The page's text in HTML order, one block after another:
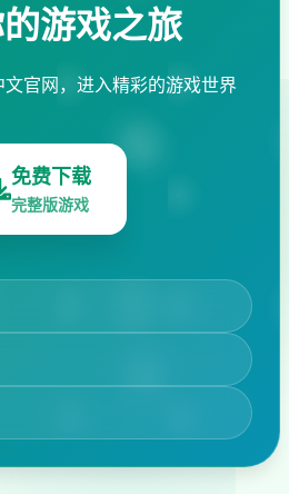
游戏之旅
官网，进入精彩的游戏世界
免费下载
完整版游戏